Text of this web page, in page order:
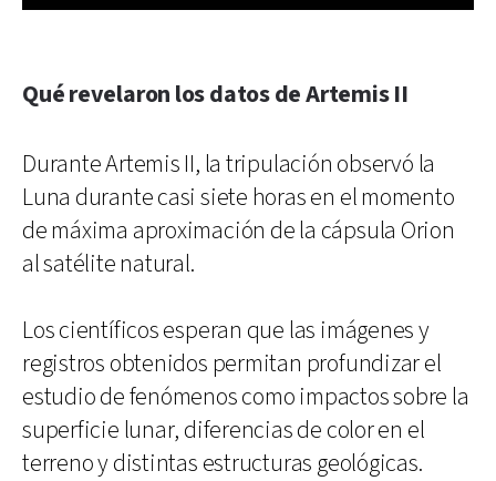
Qué revelaron los datos de Artemis II
Durante Artemis II, la tripulación observó la
Luna durante casi siete horas en el momento
de máxima aproximación de la cápsula Orion
al satélite natural.
Los científicos esperan que las imágenes y
registros obtenidos permitan profundizar el
estudio de fenómenos como impactos sobre la
superficie lunar, diferencias de color en el
terreno y distintas estructuras geológicas.